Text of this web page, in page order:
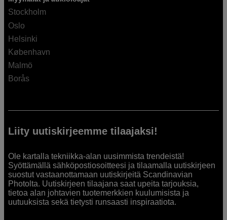
Stockholm
Oslo
Helsinki
København
Malmö
Borås
Liity uutiskirjeemme tilaajaksi!
Ole kartalla tekniikka-alan uusimmista trendeistä!
Syöttämällä sähköpostiosoitteesi ja tilaamalla uutiskirjeen
suostut vastaanottamaan uutiskirjeitä Scandinavian
Photolta. Uutiskirjeen tilaajana saat upeita tarjouksia,
tietoa alan johtavien tuotemerkkien kuulumisista ja
uutuuksista sekä tietysti runsaasti inspiraatiota.